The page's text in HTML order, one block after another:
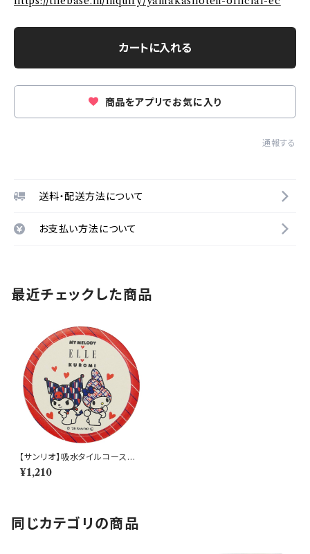
カートに入れる
商品をアプリでお気に入り
通報する
送料・配送方法について
お支払い方法について
最近チェックした商品
【サンリオ】吸水タイルコースタ
ー(丸)【SAN190】SAN192-34
6
¥1,210
同じカテゴリの商品